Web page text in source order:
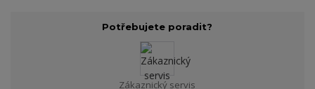
Potřebujete poradit?
Zákaznický servis